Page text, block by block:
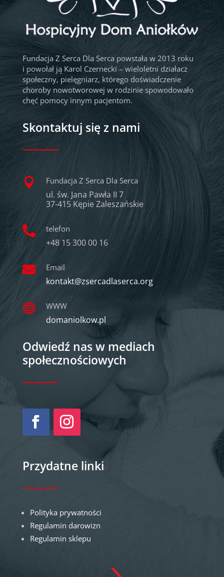
Fundacja Z Serca Dla Serca powstała w 2013 roku
i powołał ją Karol Czernecki – wieloletni działacz
społeczny, pielęgniarz, którego doświadczenie
choroby nowotworowej w rodzinie spowodowało
chęć pomocy innym pacjentom.
Skontaktuj się z nami
 Fundacja Z Serca Dla Serca
ul. św. Jana Pawła II 7
37-415 Kępie Zaleszańskie
 telefon
+48 15 300 00 16
 Email
kontakt@zsercadlaserca.org
 WWW
domaniolkow.pl
Odwiedź nas w mediach
społecznościowych
Przydatne linki
Polityka prywatności
Regulamin darowizn
Regulamin sklepu